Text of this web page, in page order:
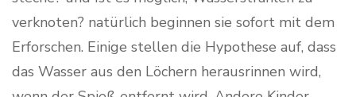
verknoten? natürlich beginnen sie sofort mit dem
Erforschen. Einige stellen die Hypothese auf, dass
das Wasser aus den Löchern herausrinnen wird,